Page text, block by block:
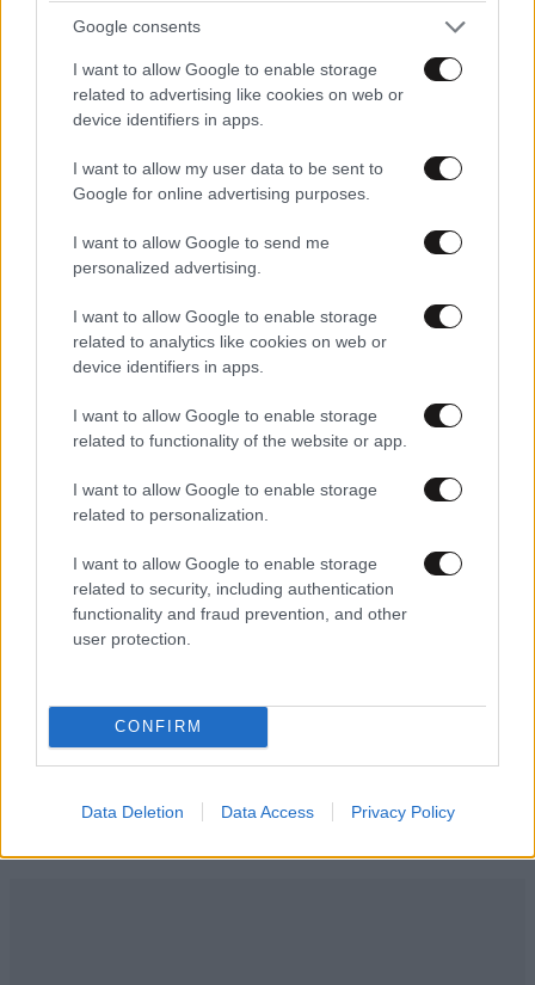
Google consents
I want to allow Google to enable storage
related to advertising like cookies on web or
device identifiers in apps.
I want to allow my user data to be sent to
Google for online advertising purposes.
I want to allow Google to send me
personalized advertising.
I want to allow Google to enable storage
related to analytics like cookies on web or
device identifiers in apps.
I want to allow Google to enable storage
related to functionality of the website or app.
I want to allow Google to enable storage
related to personalization.
I want to allow Google to enable storage
related to security, including authentication
functionality and fraud prevention, and other
user protection.
CONFIRM
Data Deletion Data Access Privacy Policy
ΣΧΌΛΙΑ ΑΝΑΓΝΩΣΤΏΝ
ΠΡΟΣΘΕΣΤΕ ΤΟ ΣΧΟΛΙΟ ΣΑΣ
Xαρακτήρες: 0/1000
ΠΡΟΣΘΗΚΗ
για την ιστορια....... 05·07·2016 13:56
το κοε παρεμεινε συνιστωσα του συριζα.
Απαντήστε